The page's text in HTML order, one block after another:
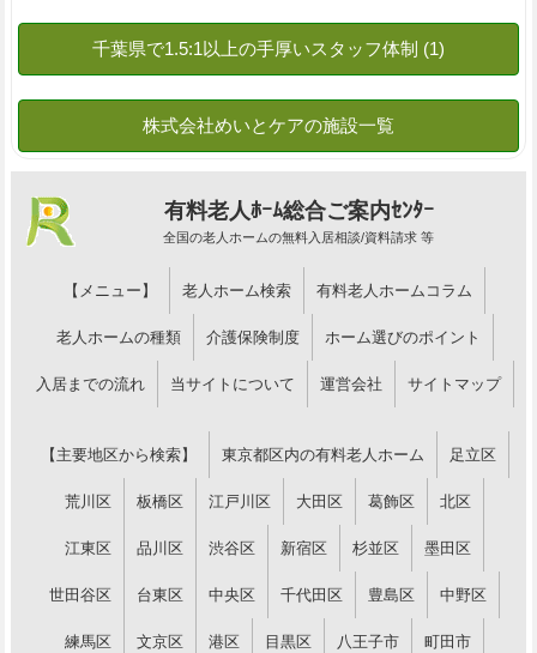
有料老人ﾎｰﾑ総合ご案内ｾﾝﾀｰ
全国の老人ホームの無料入居相談/資料請求 等
【メニュー】 老人ホーム検索 有料老人ホームコラム
老人ホームの種類 介護保険制度 ホーム選びのポイント
入居までの流れ 当サイトについて 運営会社 サイトマップ
【主要地区から検索】 東京都区内の有料老人ホーム 足立区
荒川区 板橋区 江戸川区 大田区 葛飾区 北区
江東区 品川区 渋谷区 新宿区 杉並区 墨田区
世田谷区 台東区 中央区 千代田区 豊島区 中野区
練馬区 文京区 港区 目黒区 八王子市 町田市